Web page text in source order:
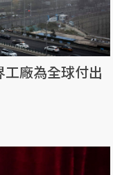
廠為全球付出